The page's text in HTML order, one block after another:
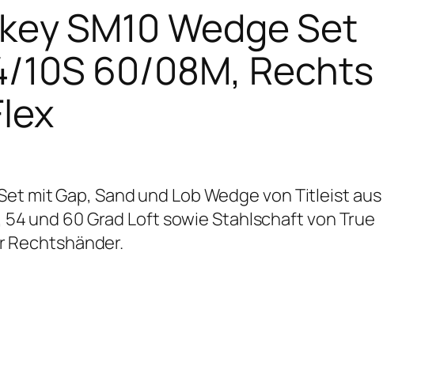
SM10 Wedge Set
10S 60/08M, Rechts
mit Gap, Sand und Lob Wedge von Titleist aus
54 und 60 Grad Loft sowie Stahlschaft von True
Rechtshänder.